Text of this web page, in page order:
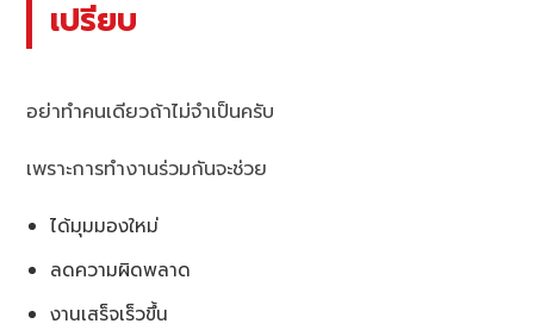
เปรียบ
อย่าทำคนเดียวถ้าไม่จำเป็นครับ
เพราะการทำงานร่วมกันจะช่วย
ได้มุมมองใหม่
ลดความผิดพลาด
งานเสร็จเร็วขึ้น